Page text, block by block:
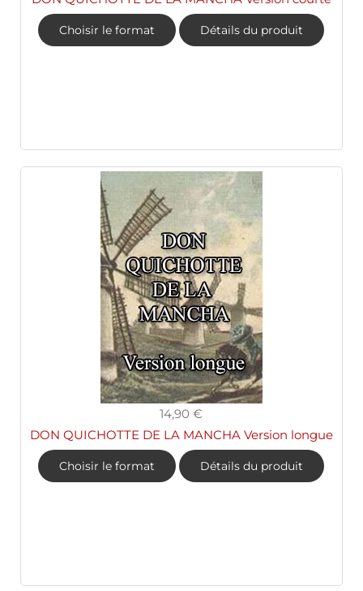
Choisir le format Détails du produit
14,90 €
DON QUICHOTTE DE LA MANCHA Version longue
Choisir le format Détails du produit